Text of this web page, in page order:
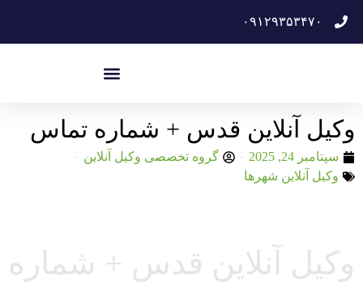
۰۹۱۲۹۳۵۳۴۷۰
وکیل آنلاین قدس + شماره تماس
سپتامبر 24, 2025
گروه تخصصی وکیل آنلاین
وکیل آنلاین شهرها
وکیل آنلاین قدس + شماره